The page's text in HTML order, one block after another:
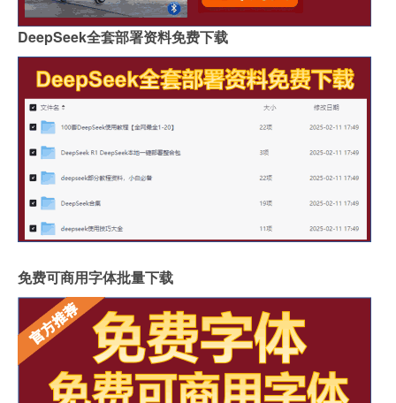
DeepSeek全套部署资料免费下载
免费可商用字体批量下载